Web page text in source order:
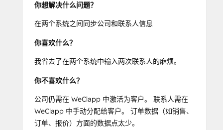
你想解决什么问题？
在两个系统之间同步公司和联系人信息
你喜欢什么？
我省去了在两个系统中输入两次联系人的麻烦。
你不喜欢什么？
公司仍需在 WeClapp 中激活为客户。 联系人需在
WeClapp 中手动分配给客户。 订单数据（如销售、
订单、报价）方面的数据点太少。